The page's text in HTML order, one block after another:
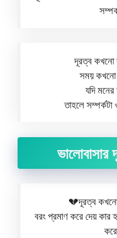
দূরত্ব কখনো
সময় কখনো
যদি
তাহলে
ভালোবাসার
💔দূরত্ব
বরং প্রমাণ করে দেয় কার